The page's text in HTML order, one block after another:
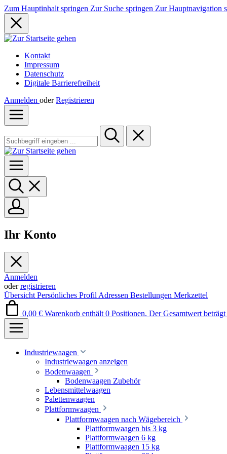
Zum Hauptinhalt springen Zur Suche springen Zur Hauptnavigation
Kontakt
Impressum
Datenschutz
Digitale Barrierefreiheit
Anmelden oder Registrieren
Ihr Konto
Anmelden
oderregistrieren
Übersicht Persönliches Profil Adressen Bestellungen Merkzettel
0,00 € Warenkorb enthält 0 Positionen. Der Gesamtwert
Industriewaagen
Industriewaagen anzeigen
Bodenwaagen
Bodenwaagen Zubehör
Lebensmittelwaagen
Palettenwaagen
Plattformwaagen
Plattformwaagen nach Wägebereich
Plattformwaagen bis 3 kg
Plattformwaagen 6 kg
Plattformwaagen 15 kg